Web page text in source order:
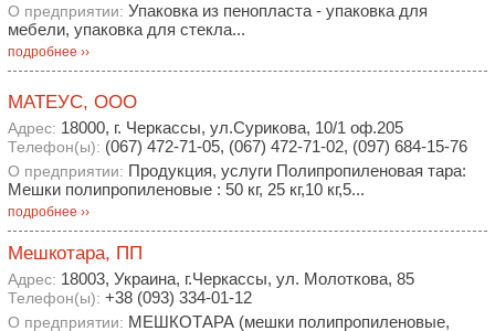
О предприятии: Упаковка из пенопласта - упаковка для
мебели, упаковка для стекла...
подробнее ››
МАТЕУС, ООО
Адрес: 18000, г. Черкассы, ул.Сурикова, 10/1 оф.205
Телефон(ы): (067) 472-71-05, (067) 472-71-02, (097) 684-15-76
О предприятии: Продукция, услуги Полипропиленовая тара:
Мешки полипропиленовые : 50 кг, 25 кг,10 кг,5...
подробнее ››
Мешкотара, ПП
Адрес: 18003, Украина, г.Черкассы, ул. Молоткова, 85
Телефон(ы): +38 (093) 334-01-12
О предприятии: МЕШКОТАРА (мешки полипропиленовые,